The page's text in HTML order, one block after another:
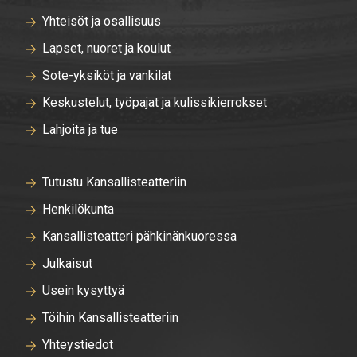
Yhteisöt ja osallisuus
Lapset, nuoret ja koulut
Sote-yksiköt ja vankilat
Keskustelut, työpajat ja kulissikierrokset
Lahjoita ja tue
Tutustu Kansallisteatteriin
Henkilökunta
Kansallisteatteri pähkinänkuoressa
Julkaisut
Usein kysyttyä
Töihin Kansallisteatteriin
Yhteystiedot